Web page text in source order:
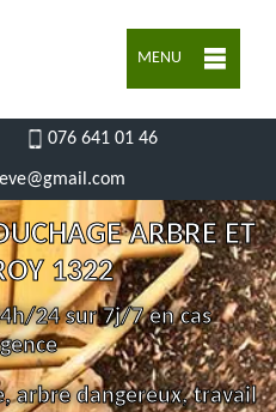
MENU
076 641 01 46
ARBRE ET
1322
24 sur 7j/7 en cas
arbre dangereux, travail